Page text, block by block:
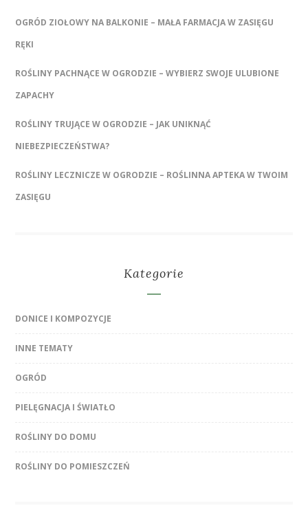
OGRÓD ZIOŁOWY NA BALKONIE – MAŁA FARMACJA W ZASIĘGU
RĘKI
ROŚLINY PACHNĄCE W OGRODZIE – WYBIERZ SWOJE ULUBIONE
ZAPACHY
ROŚLINY TRUJĄCE W OGRODZIE – JAK UNIKNĄĆ
NIEBEZPIECZEŃSTWA?
ROŚLINY LECZNICZE W OGRODZIE – ROŚLINNA APTEKA W TWOIM
ZASIĘGU
Kategorie
DONICE I KOMPOZYCJE
INNE TEMATY
OGRÓD
PIELĘGNACJA I ŚWIATŁO
ROŚLINY DO DOMU
ROŚLINY DO POMIESZCZEŃ